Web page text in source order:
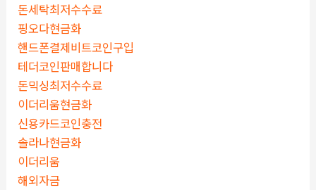
돈세탁최저수수료
핑오다현금화
핸드폰결제비트코인구입
테더코인판매합니다
돈믹싱최저수수료
이더리움현금화
신용카드코인충전
솔라나현금화
이더리움
해외자금